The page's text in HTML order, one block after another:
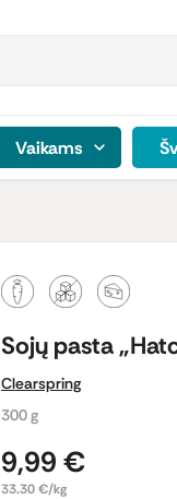
Vaikams
Sojų pasta
Clearspring
300 g
9,99 €
33.30 €/kg